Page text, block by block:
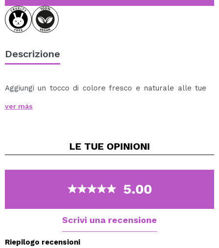
Descrizione
Aggiungi un tocco di colore fresco e naturale alle tue
La sua texture leggera e fluida si fonde perfettamente
Colore modulabile: la sua formula pigmentata consente
giorno delicati o look serali più intensi.
Facile da applicare: si stende facilmente con le dita,
con un pennello o una spugna, senza lasciare macchie
Cruelty free.
ver más
LE TUE OPINIONI
5.00
Scrivi una recensione
Riepilogo recensioni